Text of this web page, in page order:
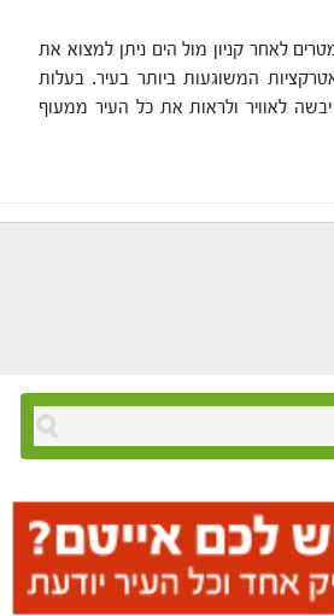
– בטיילת אילת, 100 מטרים לאחר קניון מול הים ניתן למצוא את
המשוגעות ביותר בעיר. בעלות
לאוויר ולראות את כל העיר ממעוף